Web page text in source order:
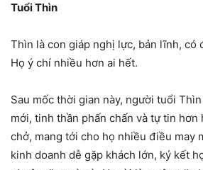
Tuổi Thìn
Thìn là con giáp nghị lực, bản lĩnh, có
Họ ý chí nhiều hơn ai hết.
Sau mốc thời gian này, người tuổi
mới, tinh thần phấn chấn và tự tin hơn
chở, mang tới cho họ nhiều điều may
kinh doanh dễ gặp khách lớn, ký kết